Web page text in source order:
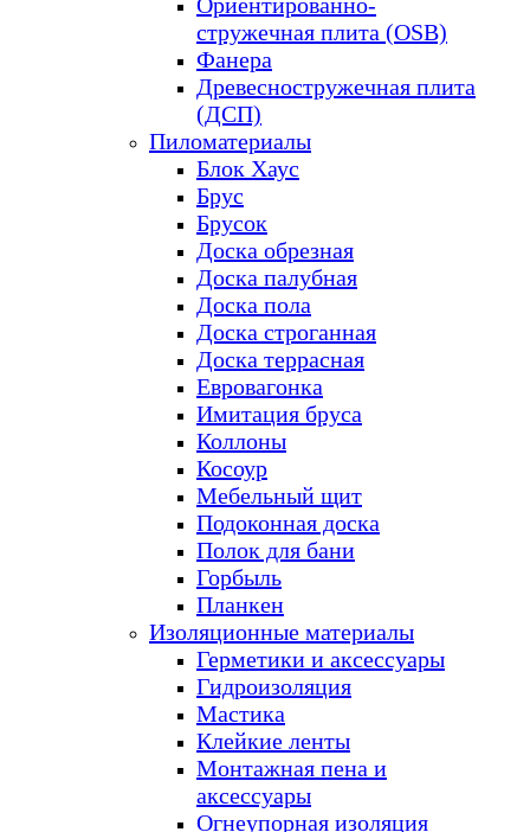
стружечная плита (OSB)
Фанера
Древесностружечная плита
(ДСП)
Пиломатериалы
Блок Хаус
Брус
Брусок
Доска обрезная
Доска палубная
Доска пола
Доска строганная
Доска террасная
Евровагонка
Имитация бруса
Коллоны
Косоур
Мебельный щит
Подоконная доска
Полок для бани
Горбыль
Планкен
Изоляционные материалы
Герметики и аксессуары
Гидроизоляция
Мастика
Клейкие ленты
Монтажная пена и
аксессуары
Огнеупорная изоляция